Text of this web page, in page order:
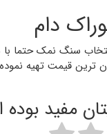
دام
سنگ نمک حتما
ترین قیمت تهیه
مفید